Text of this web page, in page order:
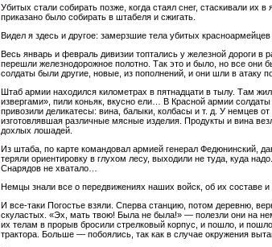
Убитых стали собирать позже, когда стаял снег, стаскивали
приказано было собирать в штабеля и сжигать.
Видел я здесь и другое: замерзшие тела убитых
Весь январь и февраль дивизии топтались у железной дороги
перешли железнодорожное полотно. Так это и было, но все они
солдаты были другие, новые, из пополнений, и они шли в атаку
Штаб армии находился километрах в пятнадцати в тылу. Там
извергами», пили коньяк, вкусно ели… В Красной армии
привозили деликатесы: вина, балыки, колбасы и т. д. У немцев
изготовлявшая различные мясные изделия. Продукты и вина
дохлых лошадей.
Из штаба, по карте командовал армией генерал Федюнинский,
теряли ориентировку в глухом лесу, выходили не туда, куда
Снарядов не хватало…
Немцы знали все о передвижениях наших войск, об их составе и
И все-таки Погостье взяли. Сперва станцию, потом деревню,
скуластых. «Эх, мать твою! Была не была!» — полезли они на
их телам в прорыв бросили стрелковый корпус, и пошло, и
трактора. Больше — побоялись, так как в случае окружения